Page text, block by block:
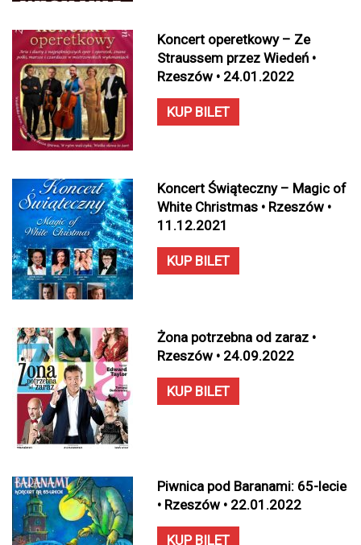
Koncert operetkowy – Ze
Straussem przez Wiedeń •
Rzeszów • 24.01.2022
KUP BILET
Koncert Świąteczny – Magic of
White Christmas • Rzeszów •
11.12.2021
KUP BILET
Żona potrzebna od zaraz •
Rzeszów • 24.09.2022
KUP BILET
Piwnica pod Baranami: 65-lecie
• Rzeszów • 22.01.2022
KUP BILET